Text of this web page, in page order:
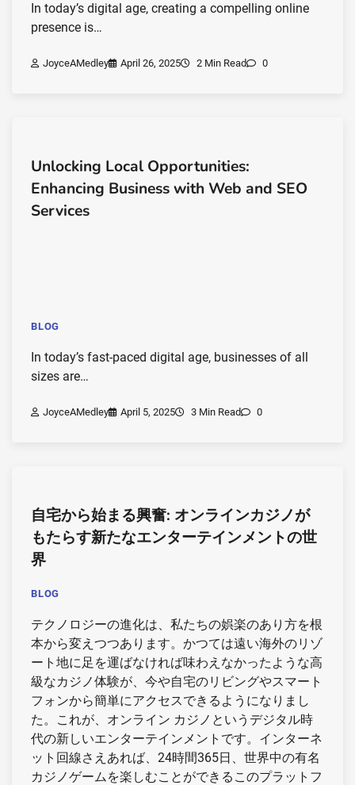
In today’s digital age, creating a compelling online
presence is…
JoyceAMedley April 26, 2025 2 Min Read 0
Unlocking Local Opportunities:
Enhancing Business with Web and SEO
Services
BLOG
In today’s fast-paced digital age, businesses of all
sizes are…
JoyceAMedley April 5, 2025 3 Min Read 0
自宅から始まる興奮: オンラインカジノが
もたらす新たなエンターテインメントの世
界
BLOG
テクノロジーの進化は、私たちの娯楽のあり方を根
本から変えつつあります。かつては遠い海外のリゾ
ート地に足を運ばなければ味わえなかったような高
級なカジノ体験が、今や自宅のリビングやスマート
フォンから簡単にアクセスできるようになりまし
た。これが、オンライン カジノというデジタル時
代の新しいエンターテインメントです。インターネ
ット回線さえあれば、24時間365日、世界中の有名
カジノゲームを楽しむことができるこのプラットフ